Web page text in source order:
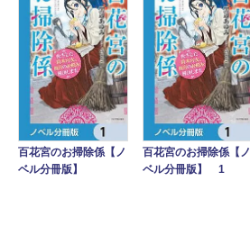
百花宮のお掃除係【ノ
ベル分冊版】
百花宮のお掃除係【ノ
ベル分冊版】 1